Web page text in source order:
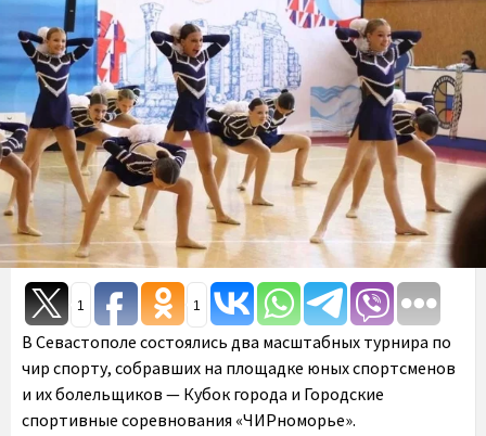
1 1
В Севастополе состоялись два масштабных турнира по
чир спорту, собравших на площадке юных спортсменов
и их болельщиков — Кубок города и Городские
спортивные соревнования «ЧИРноморье».